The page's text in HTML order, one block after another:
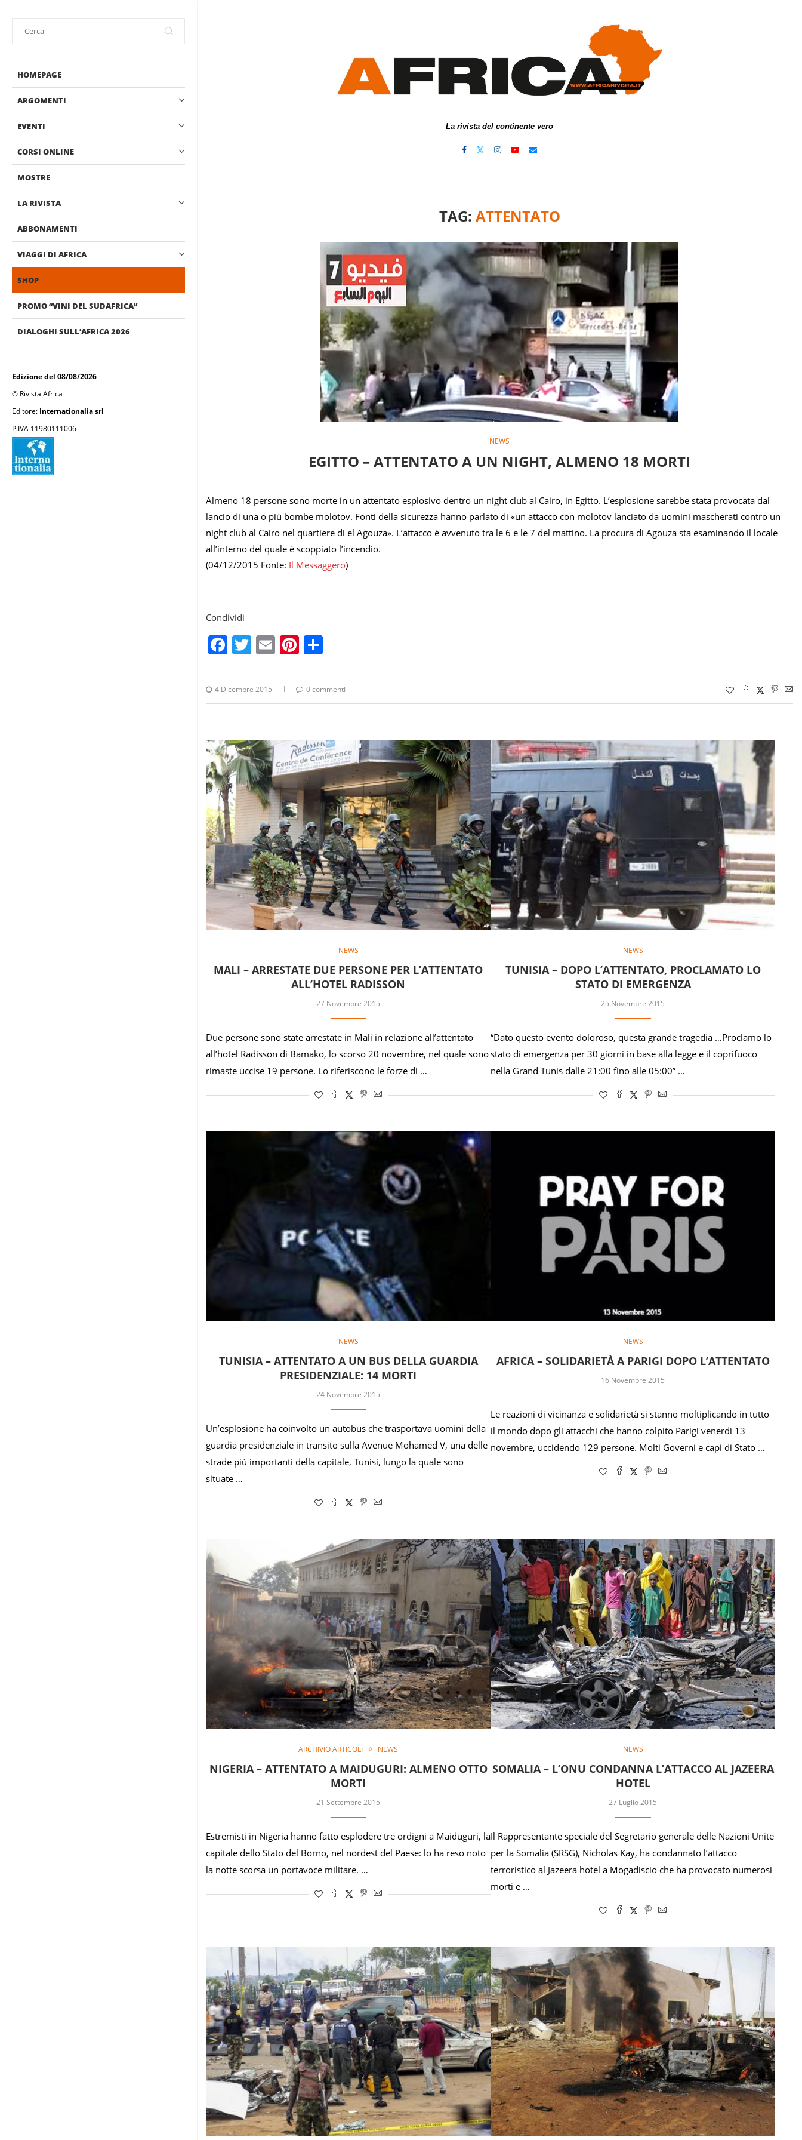
HOMEPAGE
ARGOMENTI
EVENTI
CORSI ONLINE
MOSTRE
LA RIVISTA
ABBONAMENTI
VIAGGI DI AFRICA
SHOP
PROMO “VINI DEL SUDAFRICA”
DIALOGHI SULL’AFRICA 2026
Edizione del 08/08/2026
© Rivista Africa
Editore: Internationalia srl
P.IVA 11980111006
La rivista del continente vero
TAG: ATTENTATO
NEWS
EGITTO – ATTENTATO A UN NIGHT, ALMENO 18 MORTI
Almeno 18 persone sono morte in un attentato esplosivo dentro un night club al Cairo, in Egitto. L’esplosione sarebbe stata provocata dal
lancio di una o più bombe molotov. Fonti della sicurezza hanno parlato di «un attacco con molotov lanciato da uomini mascherati contro un
night club al Cairo nel quartiere di el Agouza». L’attacco è avvenuto tra le 6 e le 7 del mattino. La procura di Agouza sta esaminando il locale
all’interno del quale è scoppiato l’incendio.
(04/12/2015 Fonte: Il Messaggero)
Condividi
Facebook
Twitter
EmailPinterest
4 Dicembre 2015 0 commentI
NEWS
MALI – ARRESTATE DUE PERSONE PER L’ATTENTATO
ALL’HOTEL RADISSON
27 Novembre 2015
Due persone sono state arrestate in Mali in relazione all’attentato
all’hotel Radisson di Bamako, lo scorso 20 novembre, nel quale sono
rimaste uccise 19 persone. Lo riferiscono le forze di …
NEWS
TUNISIA – DOPO L’ATTENTATO, PROCLAMATO LO
STATO DI EMERGENZA
25 Novembre 2015
“Dato questo evento doloroso, questa grande tragedia …Proclamo lo
stato di emergenza per 30 giorni in base alla legge e il coprifuoco
nella Grand Tunis dalle 21:00 fino alle 05:00” …
NEWS
TUNISIA – ATTENTATO A UN BUS DELLA GUARDIA
PRESIDENZIALE: 14 MORTI
24 Novembre 2015
Un’esplosione ha coinvolto un autobus che trasportava uomini della
guardia presidenziale in transito sulla Avenue Mohamed V, una delle
strade più importanti della capitale, Tunisi, lungo la quale sono
situate …
NEWS
AFRICA – SOLIDARIETÀ A PARIGI DOPO L’ATTENTATO
16 Novembre 2015
Le reazioni di vicinanza e solidarietà si stanno moltiplicando in tutto
il mondo dopo gli attacchi che hanno colpito Parigi venerdì 13
novembre, uccidendo 129 persone. Molti Governi e capi di Stato …
ARCHIVIO ARTICOLI NEWS
NIGERIA – ATTENTATO A MAIDUGURI: ALMENO OTTO
MORTI
21 Settembre 2015
Estremisti in Nigeria hanno fatto esplodere tre ordigni a Maiduguri, la
capitale dello Stato del Borno, nel nordest del Paese: lo ha reso noto
la notte scorsa un portavoce militare. …
NEWS
SOMALIA – L’ONU CONDANNA L’ATTACCO AL JAZEERA
HOTEL
27 Luglio 2015
Il Rappresentante speciale del Segretario generale delle Nazioni Unite
per la Somalia (SRSG), Nicholas Kay, ha condannato l’attacco
terroristico al Jazeera hotel a Mogadiscio che ha provocato numerosi
morti e …